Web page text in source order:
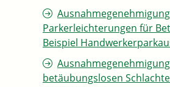
Parkerleichterungen für
Beispiel
betäubungslosen